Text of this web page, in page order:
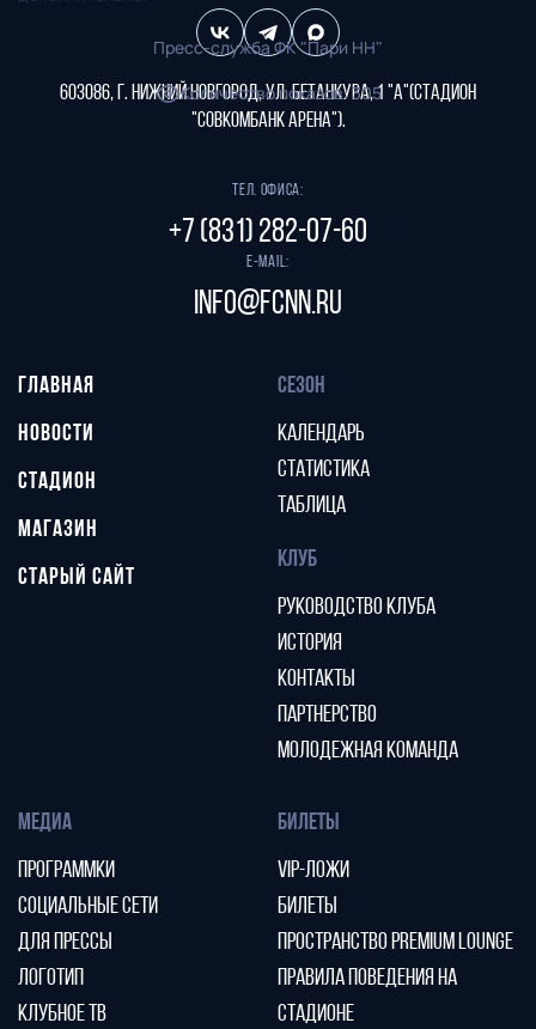
Пресс-служба ФК "Пари НН"
Количество показов:305
603086, г. Нижний Новгород, ул. Бетанкура, 1 "А"(стадион
"СОВКОМБАНК АРЕНА").
Тел. офиса:
+7 (831) 282-07-60
E-mail:
info@fcnn.ru
ГЛАВНАЯ
НОВОСТИ
СТАДИОН
МАГАЗИН
СТАРЫЙ САЙТ
СЕЗОН
КАЛЕНДАРЬ
СТАТИСТИКА
ТАБЛИЦА
КЛУБ
РУКОВОДСТВО КЛУБА
ИСТОРИЯ
КОНТАКТЫ
ПАРТНЕРСТВО
МОЛОДЕЖНАЯ КОМАНДА
МЕДИА
ПРОГРАММКИ
СОЦИАЛЬНЫЕ СЕТИ
ДЛЯ ПРЕССЫ
ЛОГОТИП
КЛУБНОЕ ТВ
БИЛЕТЫ
VIP-ЛОЖИ
БИЛЕТЫ
ПРОСТРАНСТВО PREMIUM LOUNGE
ПРАВИЛА ПОВЕДЕНИЯ НА
СТАДИОНЕ